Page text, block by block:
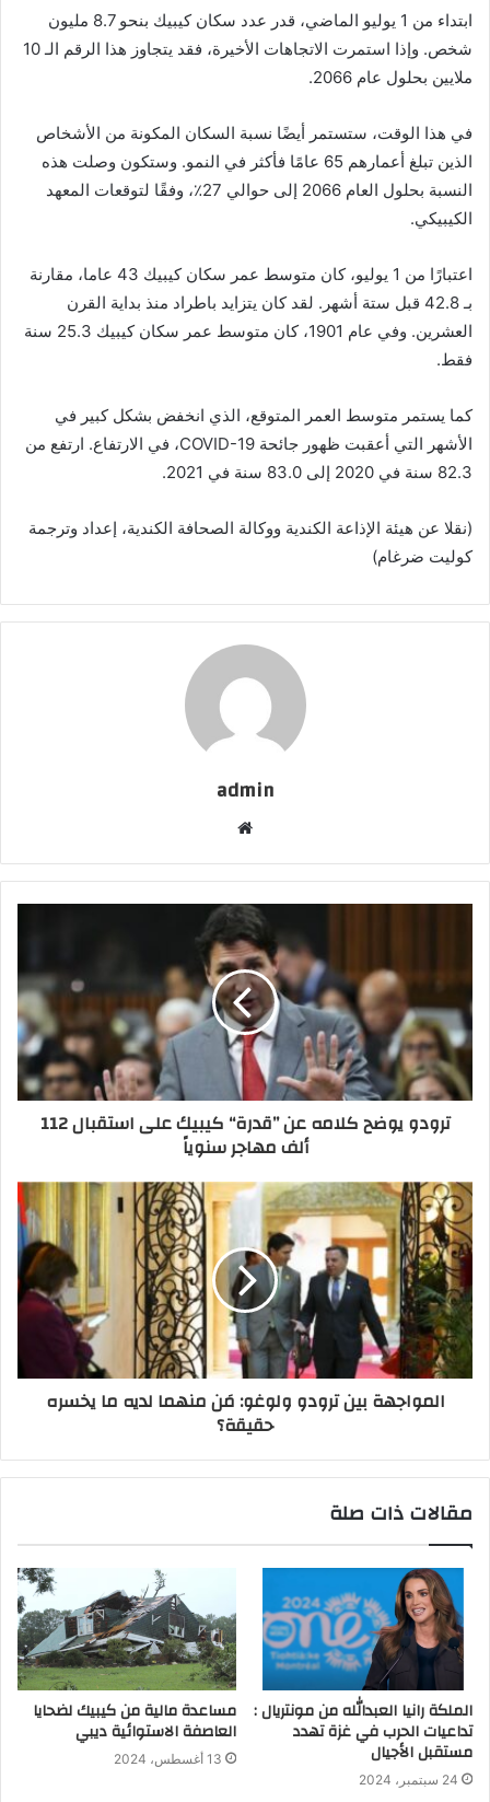
ابتداء من 1 يوليو الماضي، قدر عدد سكان كيبيك بنحو 8.7 مليون
شخص. وإذا استمرت الاتجاهات الأخيرة، فقد يتجاوز هذا الرقم الـ 10
ملايين بحلول عام 2066.
في هذا الوقت، ستستمر أيضًا نسبة السكان المكونة من الأشخاص
الذين تبلغ أعمارهم 65 عامًا فأكثر في النمو. وستكون وصلت هذه
النسبة بحلول العام 2066 إلى حوالي 27٪، وفقًا لتوقعات المعهد
الكيبيكي.
اعتبارًا من 1 يوليو، كان متوسط ​​عمر سكان كيبيك 43 عاما، مقارنة
بـ 42.8 قبل ستة أشهر. لقد كان يتزايد باطراد منذ بداية القرن
العشرين. وفي عام 1901، كان متوسط ​​عمر سكان كيبيك 25.3 سنة
فقط.
كما يستمر متوسط ​​العمر المتوقع، الذي انخفض بشكل كبير في
الأشهر التي أعقبت ظهور جائحة COVID-19، في الارتفاع. ارتفع من
82.3 سنة في 2020 إلى 83.0 سنة في 2021.
(نقلا عن هيئة الإذاعة الكندية ووكالة الصحافة الكندية، إعداد وترجمة
كوليت ضرغام)
admin
ترودو يوضح كلامه عن ’’قدرة‘‘ كيبيك على استقبال 112
ألف مهاجر سنوياً
المواجهة بين ترودو ولوغو: مَن منهما لديه ما يخسره
حقيقة؟
مقالات ذات صلة
الملكة رانيا العبدالله من مونتريال :
تداعيات الحرب في غزة تهدد
مستقبل الأجيال
24 سبتمبر، 2024
مساعدة مالية من كيبيك لضحايا
العاصفة الاستوائية ديبي
13 أغسطس، 2024